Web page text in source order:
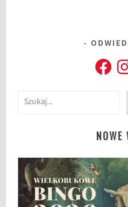
Facebook
Szukaj
NOWE